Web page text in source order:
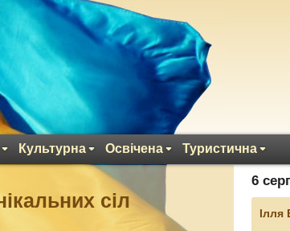
Культурна Освічена Туристична
сіл
6
Ілля